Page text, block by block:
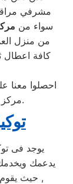
مشرفي
سواء من
من منزل
كافة اعطال
احصلوا معنا
مركز صيانة وستنجهاوس المعتمد في المقطم.
يوجد فى
يدعمك
, حيث يقوم